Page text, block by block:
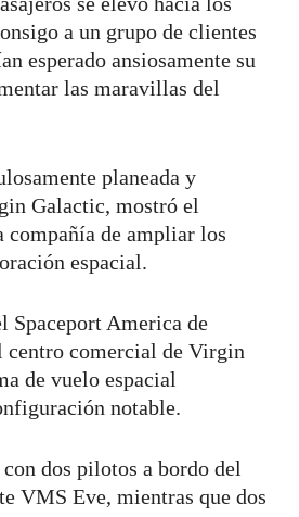
a un grupo de clientes
esperado ansiosamente su
las maravillas del
planeada y
Galactic, mostró el
compañía de ampliar los
espacial.
Spaceport America de
centro comercial de Virgin
de vuelo espacial
notable.
dos pilotos a bordo del
VMS Eve, mientras que dos